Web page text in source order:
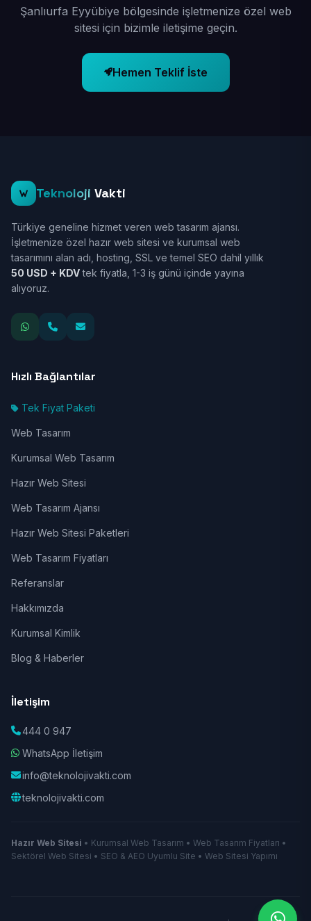
Şanlıurfa Eyyübiye bölgesinde işletmenize özel web
sitesi için bizimle iletişime geçin.
Hemen Teklif İste
Teknoloji Vakti
Türkiye geneline hizmet veren web tasarım ajansı.
İşletmenize özel hazır web sitesi ve kurumsal web
tasarımını alan adı, hosting, SSL ve temel SEO dahil yıllık
50 USD + KDVtek fiyatla, 1-3 iş günü içinde yayına
alıyoruz.
Hızlı Bağlantılar
Tek Fiyat Paketi
Web Tasarım
Kurumsal Web Tasarım
Hazır Web Sitesi
Web Tasarım Ajansı
Hazır Web Sitesi Paketleri
Web Tasarım Fiyatları
Referanslar
Hakkımızda
Kurumsal Kimlik
Blog & Haberler
İletişim
444 0 947
WhatsApp İletişim
info@teknolojivakti.com
teknolojivakti.com
Hazır Web Sitesi • Kurumsal Web Tasarım • Web Tasarım Fiyatları •
Sektörel Web Sitesi • SEO & AEO Uyumlu Site • Web Sitesi Yapımı